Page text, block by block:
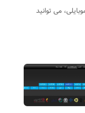
می توانید